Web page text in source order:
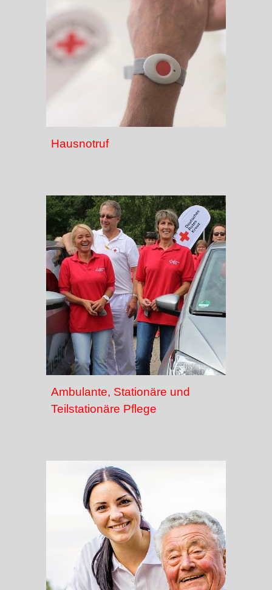
Hausnotruf
Ambulante, Stationäre und
Teilstationäre Pflege